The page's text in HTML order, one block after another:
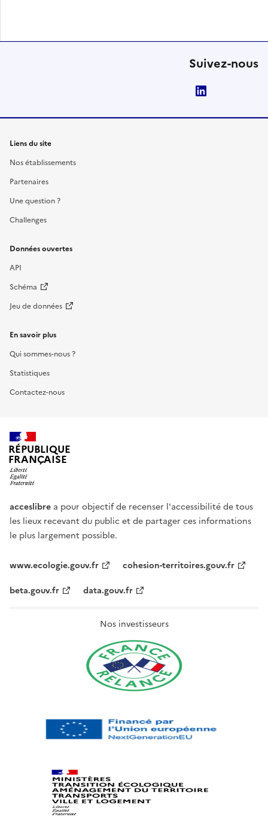
Suivez-nous
Liens du site
Nos établissements
Partenaires
Une question ?
Challenges
Données ouvertes
API
Schéma
Jeu de données
En savoir plus
Qui sommes-nous ?
Statistiques
Contactez-nous
RÉPUBLIQUE
FRANÇAISE
acceslibre a pour objectif de recenser l'accessibilité de tous
les lieux recevant du public et de partager ces informations
le plus largement possible.
www.ecologie.gouv.fr
cohesion-territoires.gouv.fr
beta.gouv.fr
data.gouv.fr
Nos investisseurs